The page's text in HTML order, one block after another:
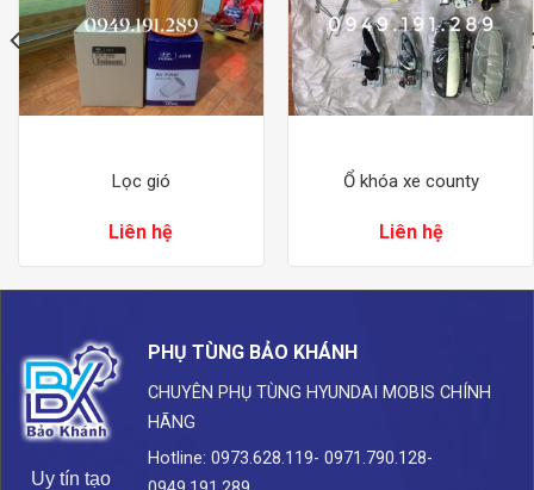
Lọc gió
Liên hệ
Ổ khóa xe county
Liên hệ
Uy tín tạo
PHỤ TÙNG BẢO KHÁNH
CHUYÊN PHỤ TÙNG HYUNDAI MOBIS CHÍNH
HÃNG
Hotline: 0973.628.119- 0971.790.128-